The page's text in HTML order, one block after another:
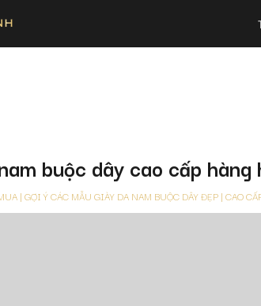
buộc dây cao cấp
| GỢI Ý CÁC MẪU GIÀY DA NAM BUỘC DÂY ĐẸP | CAO